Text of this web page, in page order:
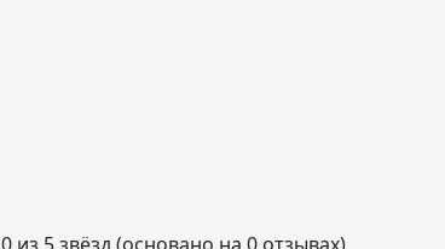
0 из 5 звёзд (основано на 0 отзывах)